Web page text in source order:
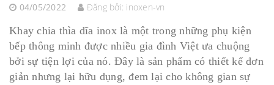
04/05/2022 Đăng bởi: inoxen-vn
Khay chia thìa dĩa inox là một trong những phụ kiện
bếp thông minh được nhiều gia đình Việt ưa chuộng
bởi sự tiện lợi của nó. Đây là sản phẩm có thiết kế đơn
giản nhưng lại hữu dụng, đem lại cho không gian sự